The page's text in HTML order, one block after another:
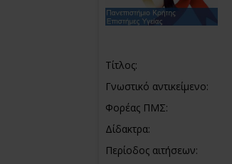
Τίτλος:
Γνωστικό αντικείμενο:
Φορέας ΠΜΣ:
Δίδακτρα:
Περίοδος αιτήσεων: